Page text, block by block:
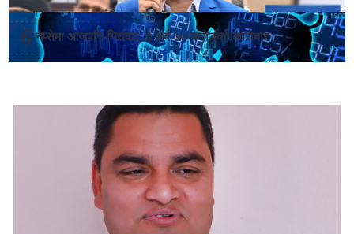
नेप्सेमा आजपनि गिरावट, ३ अर्ब ७७ करोडको कारोबार